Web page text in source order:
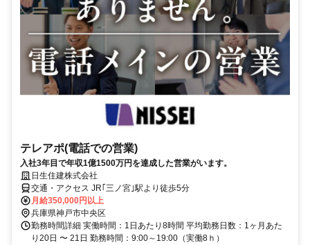
テレアポ(電話での営業)
入社3年目で年収1億1500万円を達成した営業がいます。
日生住建株式会社
交通・アクセス JR｢三ノ宮｣駅より徒歩5分
月給350,000円以上
兵庫県神戸市中央区
勤務時間詳細 実働時間：1日あたり8時間 平均勤務日数：1ヶ月あた
り20日 〜 21日 勤務時間：9:00～19:00（実働8ｈ）